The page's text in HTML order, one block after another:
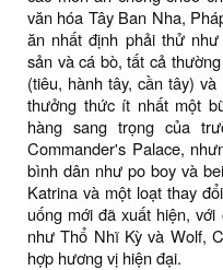
văn hóa Tây Ban Nha,
ăn nhất định phải thử
sản và cá bò, tất cả
(tiêu, hành tây, cần tây)
thưởng thức ít nhất một
hàng sang trọng của
Commander's Palace,
bình dân như po boy và
Katrina và một loạt thay
uống mới đã xuất hiện,
như Thổ Nhĩ Kỳ và Wolf,
hợp hương vị hiện đại.